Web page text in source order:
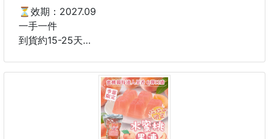
老闆千交萬代說這是機密
但１０多支市面明星+盲測勝出的口感
就是最好的保證😍
㊙刀削麵選用波浪麵體
輕易吸附醬汁，兩側超嫩中間夠Q
㊙意麵選用扁形意麵
彈牙的口感是常年暢銷的秘訣
⏳效期：2027.09
一手一件
到貨約15-25天
‼️超級划算 下檔漲價 趕快下手‼️
⚡低熱量、不加油脂製作、全素食⚡
網路超熱門 網紅各種教學